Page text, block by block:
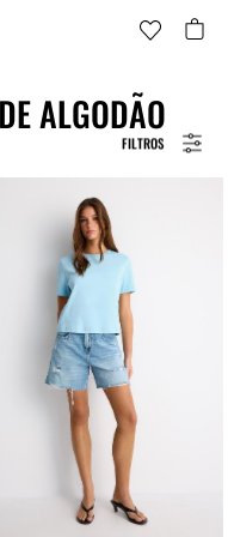
FILTROS
ALGODÃO